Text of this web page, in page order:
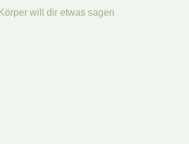
will dir etwas sagen